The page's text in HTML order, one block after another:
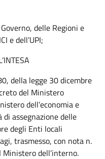
delle Regioni e
e dell’UPI;
della legge 30 dicembre
del Ministero
dell’economia e
assegnazione delle
degli Enti locali
trasmesso, con nota n.
dell’interno.